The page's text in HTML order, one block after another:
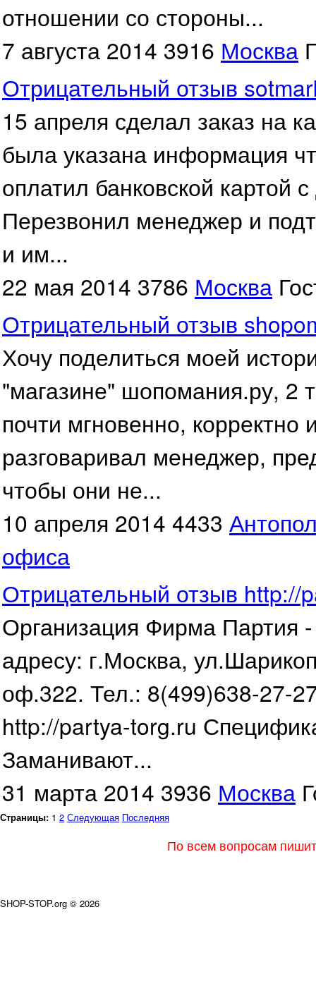
отношении со стороны...
7 августа 2014 3916 Москва
Отрицательный отзыв
15 апреля сделал заказ на
была указана информация
оплатил банковской картой
Перезвонил менеджер и
и им...
22 мая 2014 3786 Москва
Отрицательный отзыв
Хочу поделиться моей
"магазине" шопомания.ру, 2
почти мгновенно, корректно
разговаривал менеджер,
чтобы они не...
10 апреля 2014 4433
офиса
Отрицательный отзыв http://
Организация Фирма
адресу: г.Москва,
оф.322. Тел.: 8(499)638-27-
http://partya-torg.ru
Заманивают...
31 марта 2014 3936 Москва
Страницы: 1 2 Следующая Последняя
По всем вопросам
SHOP-STOP.org © 2026